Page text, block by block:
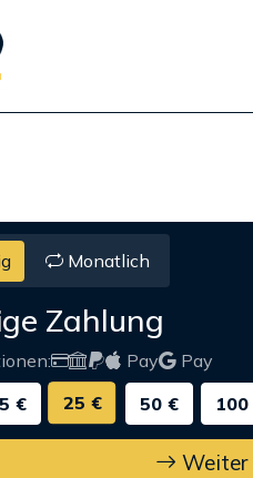
Monatlich
Zahlung
Pay
Pay
€ 25 € 50 € 100
Weiter